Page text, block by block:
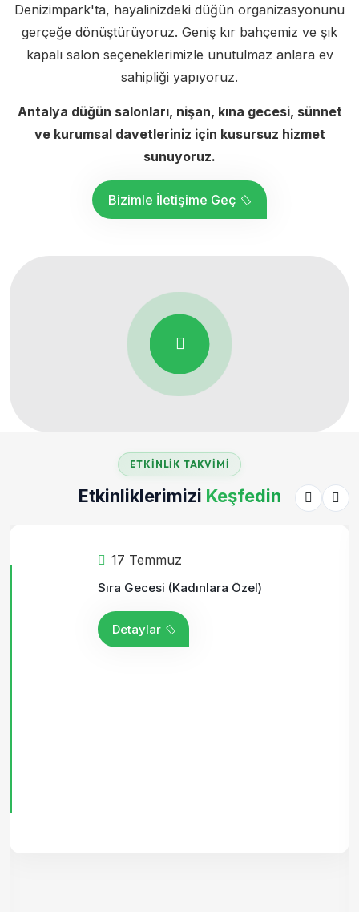
Denizimpark'ta, hayalinizdeki düğün organizasyonunu
gerçeğe dönüştürüyoruz. Geniş kır bahçemiz ve şık
kapalı salon seçeneklerimizle unutulmaz anlara ev
sahipliği yapıyoruz.
Antalya düğün salonları, nişan, kına gecesi, sünnet
ve kurumsal davetleriniz için kusursuz hizmet
sunuyoruz.
Bizimle İletişime Geç
ETKINLIK TAKVIMI
Etkinliklerimizi Keşfedin
17 Temmuz
Sıra Gecesi (Kadınlara Özel)
Detaylar